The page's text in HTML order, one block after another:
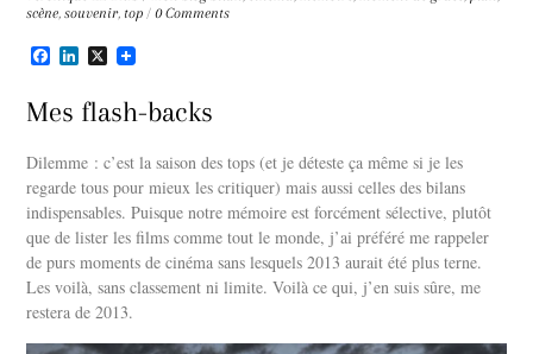
scène,souvenir, top / 0 Comments
F
e
b
o
k
L
k
I
n
X
Mes flash-backs
Dilemme : c’est la saison des tops (et je déteste ça même si je les
regarde tous pour mieux les critiquer) mais aussi celles des bilans
indispensables. Puisque notre mémoire est forcément sélective, plutôt
que de lister les films comme tout le monde, j’ai préféré me rappeler
de purs moments de cinéma sans lesquels 2013 aurait été plus terne.
Les voilà, sans classement ni limite. Voilà ce qui, j’en suis sûre, me
restera de 2013.